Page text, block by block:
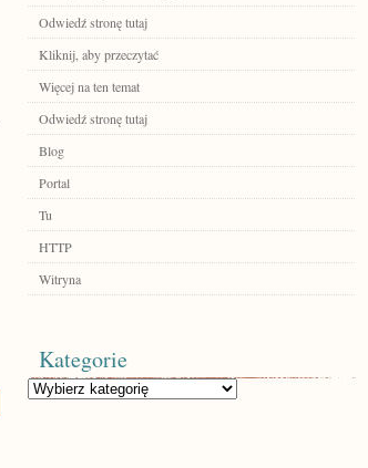
Odwiedź stronę tutaj
Kliknij, aby przeczytać
Więcej na ten temat
Odwiedź stronę tutaj
Blog
Portal
Tu
HTTP
Witryna
Kategorie
Kategorie